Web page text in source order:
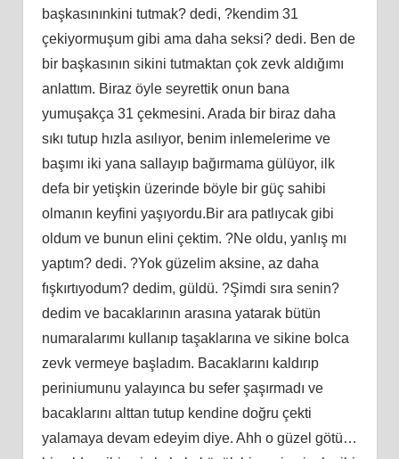
başkasınınkini tutmak? dedi, ?kendim 31
çekiyormuşum gibi ama daha seksi? dedi. Ben de
bir başkasının sikini tutmaktan çok zevk aldığımı
anlattım. Biraz öyle seyrettik onun bana
yumuşakça 31 çekmesini. Arada bir biraz daha
sıkı tutup hızla asılıyor, benim inlemelerime ve
başımı iki yana sallayıp bağırmama gülüyor, ilk
defa bir yetişkin üzerinde böyle bir güç sahibi
olmanın keyfini yaşıyordu.Bir ara patlıycak gibi
oldum ve bunun elini çektim. ?Ne oldu, yanlış mı
yaptım? dedi. ?Yok güzelim aksine, az daha
fışkırtıyodum? dedim, güldü. ?Şimdi sıra senin?
dedim ve bacaklarının arasına yatarak bütün
numaralarımı kullanıp taşaklarına ve sikine bolca
zevk vermeye başladım. Bacaklarını kaldırıp
periniumunu yalayınca bu sefer şaşırmadı ve
bacaklarını alttan tutup kendine doğru çekti
yalamaya devam edeyim diye. Ahh o güzel götü…